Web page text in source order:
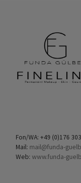
Fon/WA: +49 (0)176
Mail: mail@funda-
Web: www.funda-